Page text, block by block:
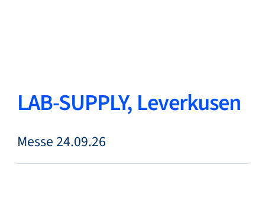
Zurück
Suche...
LAB-SUPPLY, Leverkusen
Messe 24.09.26